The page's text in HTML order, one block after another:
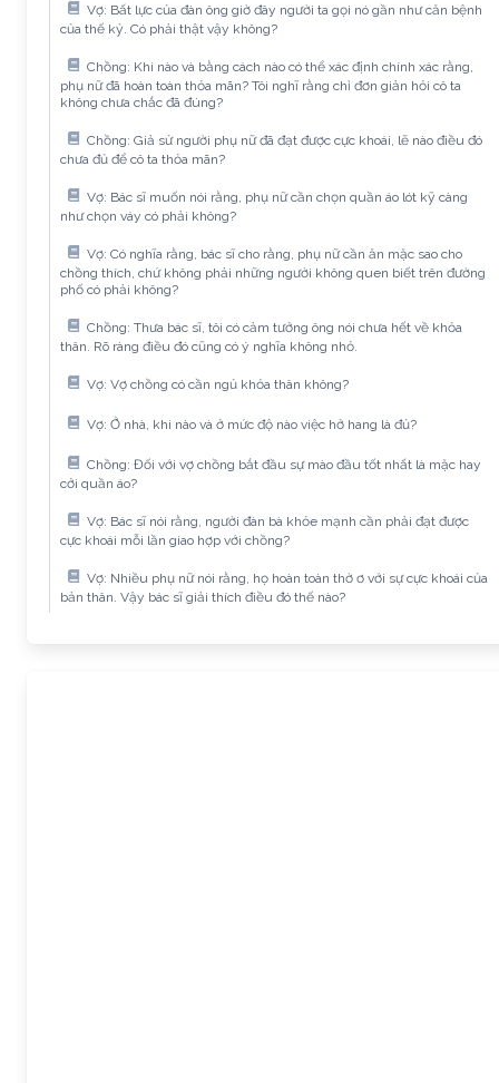
Vợ: Bất lực của đàn ông giờ đây người ta gọi nó gần như căn bệnh
của thế kỷ. Có phải thật vậy không?
Chồng: Khi nào và bằng cách nào có thể xác định chính xác rằng,
phụ nữ đã hoàn toàn thỏa mãn? Tôi nghĩ rằng chỉ đơn giản hỏi cô ta
không chưa chắc đã đúng?
Chồng: Giả sử người phụ nữ đã đạt được cực khoái, lẽ nào điều đó
chưa đủ để cô ta thỏa mãn?
Vợ: Bác sĩ muốn nói rằng, phụ nữ cần chọn quần áo lót kỹ càng
như chọn váy có phải không?
Vợ: Có nghĩa rằng, bác sĩ cho rằng, phụ nữ cần ăn mặc sao cho
chồng thích, chứ không phải những người không quen biết trên đường
phố có phải không?
Chồng: Thưa bác sĩ, tôi có cảm tưởng ông nói chưa hết về khỏa
thân. Rõ ràng điều đó cũng có ý nghĩa không nhỏ.
Vợ: Vợ chồng có cần ngủ khỏa thân không?
Vợ: Ở nhà, khi nào và ở mức độ nào việc hở hang là đủ?
Chồng: Đối với vợ chồng bắt đầu sự mào đầu tốt nhất là mặc hay
cởi quần áo?
Vợ: Bác sĩ nói rằng, người đàn bà khỏe mạnh cần phải đạt được
cực khoái mỗi lần giao hợp với chồng?
Vợ: Nhiều phụ nữ nói rằng, họ hoàn toàn thờ ơ với sự cực khoái của
bản thân. Vậy bác sĩ giải thích điều đó thế nào?